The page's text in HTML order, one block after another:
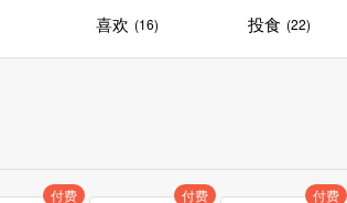
喜欢 (16) 投食 (22)
付费 付费 付费